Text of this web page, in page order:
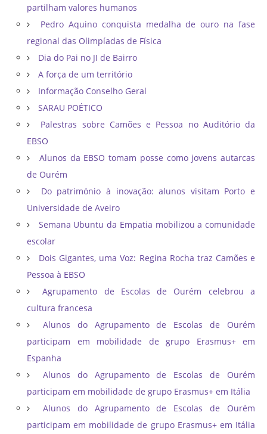
partilham valores humanos
Pedro Aquino conquista medalha de ouro na fase
regional das Olimpíadas de Física
Dia do Pai no JI de Bairro
A força de um território
Informação Conselho Geral
SARAU POÉTICO
Palestras sobre Camões e Pessoa no Auditório da
EBSO
Alunos da EBSO tomam posse como jovens autarcas
de Ourém
Do património à inovação: alunos visitam Porto e
Universidade de Aveiro
Semana Ubuntu da Empatia mobilizou a comunidade
escolar
Dois Gigantes, uma Voz: Regina Rocha traz Camões e
Pessoa à EBSO
Agrupamento de Escolas de Ourém celebrou a
cultura francesa
Alunos do Agrupamento de Escolas de Ourém
participam em mobilidade de grupo Erasmus+ em
Espanha
Alunos do Agrupamento de Escolas de Ourém
participam em mobilidade de grupo Erasmus+ em Itália
Alunos do Agrupamento de Escolas de Ourém
participam em mobilidade de grupo Erasmus+ em Itália